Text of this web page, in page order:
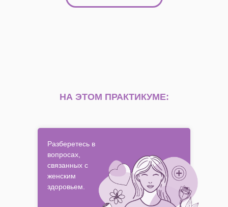
НА ЭТОМ ПРАКТИКУМЕ:
Разберетесь в
вопросах,
связанных с
женским
здоровьем.